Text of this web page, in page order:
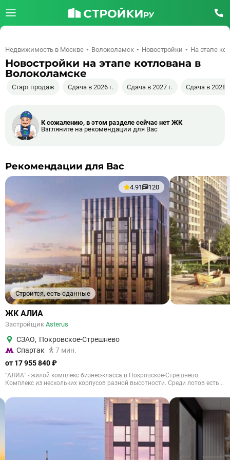
Недвижимость в Москве Волоколамск Новостройки На этапе
Новостройки на этапе котлована в
Волоколамске
Старт продаж Сдача в 2026 г. Сдача в 2027 г. Сдача в 2028
К сожалению, в этом разделе сейчас нет ЖК
Взгляните на рекомендации для Вас
Рекомендации для Вас
Строится, есть сданные
4.91 120
ЖК АЛИА
Застройщик Asterus
СЗАО, Покровское-Стрешнево
Спартак
7 мин.
от 17 955 840 ₽
“АЛИА” - жилой комплекс бизнес-класса в Покровское-Стрешнево.
Комплекс из нескольких корпусов разной высотности. Среди лотов есть...